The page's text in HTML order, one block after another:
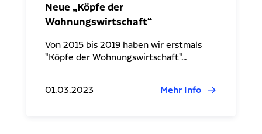
Neue „Köpfe der
Wohnungswirtschaft“
Von 2015 bis 2019 haben wir erstmals
"Köpfe der Wohnungswirtschaft"…
01.03.2023 Mehr Info